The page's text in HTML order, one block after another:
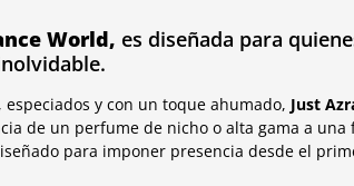
World, es diseñada para
y con un toque ahumado, Just
de un perfume de nicho o alta gama a una
para imponer presencia desde el